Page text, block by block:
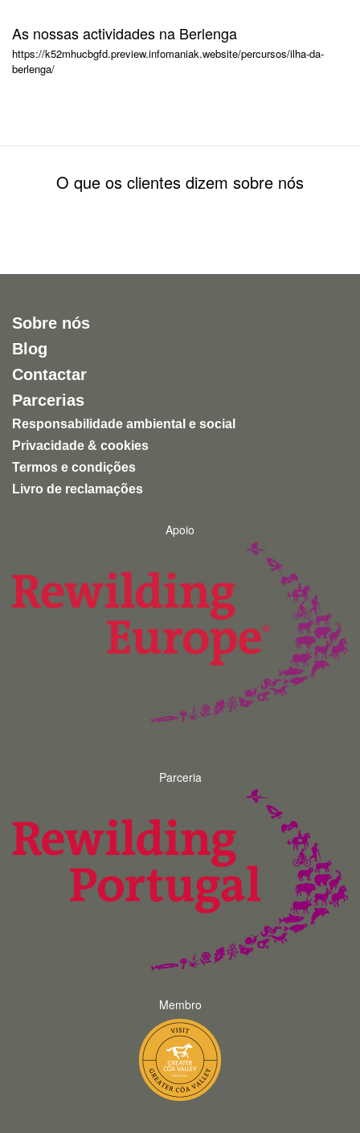
As nossas actividades na Berlenga
https://k52mhucbgfd.preview.infomaniak.website/percursos/ilha-da-
berlenga/
O que os clientes dizem sobre nós
Sobre nós
Blog
Contactar
Parcerias
Responsabilidade ambiental e social
Privacidade & cookies
Termos e condições
Livro de reclamações
Apoio
Parceria
Membro